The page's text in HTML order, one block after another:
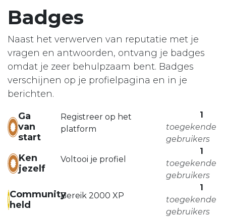
Badges
Naast het verwerven van reputatie met je
vragen en antwoorden, ontvang je badges
omdat je zeer behulpzaam bent. Badges
verschijnen op je profielpagina en in je
berichten.
Ga
van
start
Registreer op het
platform
1
toegekende
gebruikers
Ken
jezelf
Voltooi je profiel
1
toegekende
gebruikers
Community
held
Bereik 2000 XP
1
toegekende
gebruikers